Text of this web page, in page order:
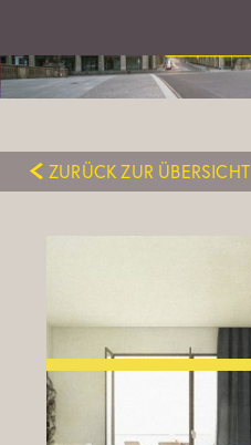
ZURÜCK ZUR ÜBERSICHT